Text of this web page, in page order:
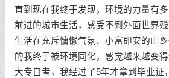
直到现在我终于发现，环境的力量有
前进的城市生活，感受不到外面世界
生活在充斥慵懒气氛、小富即安的山
的我终于被环境同化，感觉越来越变
大专自考，我经过了5年才拿到毕业证